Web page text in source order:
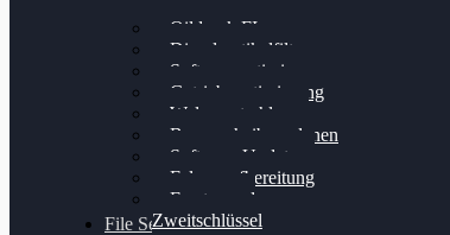
Oildruck FIx
Dieselpartikelfilter
Softwareoptimierung
Getriebeoptimierung
Walnussstrahlen
Bremsscheiben planen
Software Update
Felgenaufbereitung
Ersatz- und
Zweitschlüssel
File Service